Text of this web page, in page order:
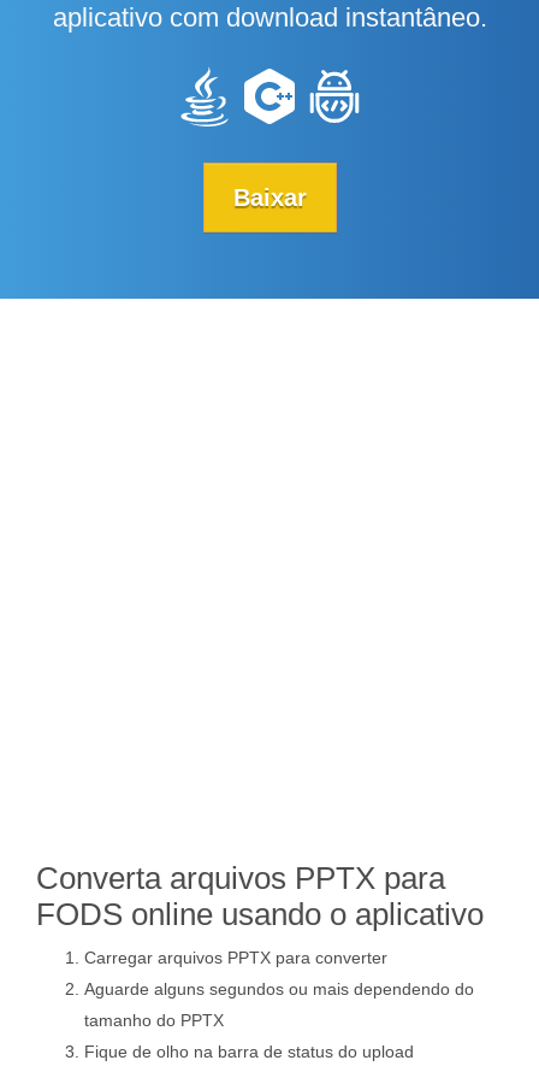
aplicativo com download instantâneo.
Baixar
Converta arquivos PPTX para
FODS online usando o aplicativo
Carregar arquivos PPTX para converter
Aguarde alguns segundos ou mais dependendo do
tamanho do PPTX
Fique de olho na barra de status do upload